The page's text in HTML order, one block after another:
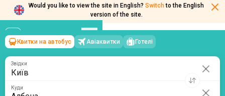
Would you like to view the site in English? Switch to the English
version of the site.
Київ→Албена
нд, 9 серпня/1 пасажир
Квитки на автобус Авіаквитки Готелі
Звідки
Куди